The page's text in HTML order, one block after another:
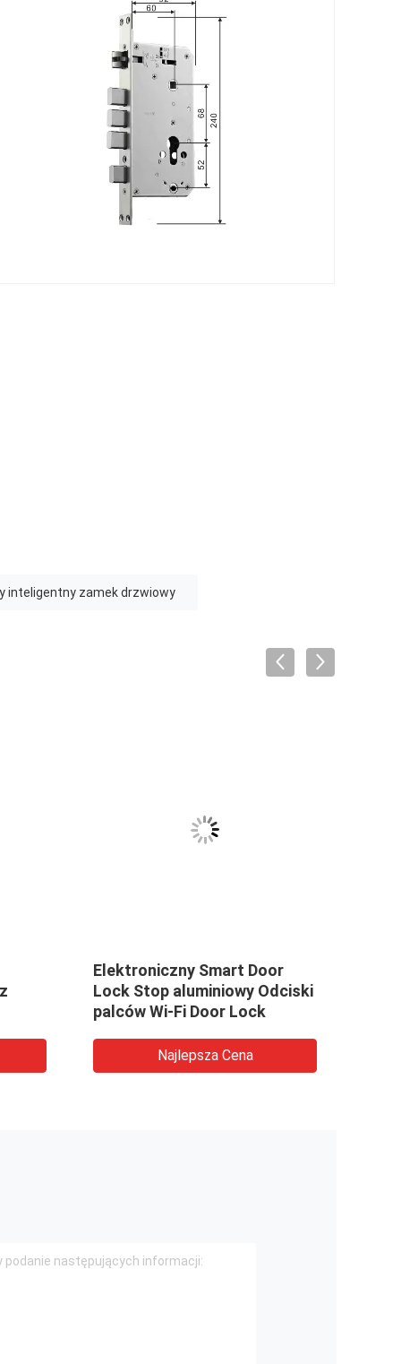
inteligentny zamek drzwiowy
Elektroniczny Smart Door
Lock Stop aluminiowy Odciski
palców Wi-Fi Door Lock
Najlepsza Cena